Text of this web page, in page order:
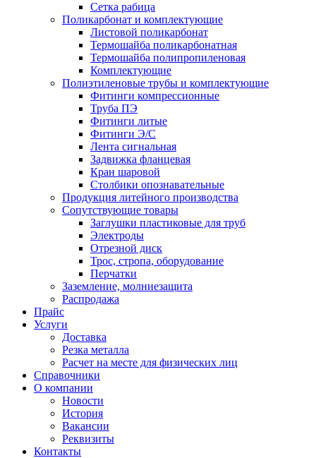
Сетка рабица
Поликарбонат и комплектующие
Листовой поликарбонат
Термошайба поликарбонатная
Термошайба полипропиленовая
Комплектующие
Полиэтиленовые трубы и комплектующие
Фитинги компрессионные
Труба ПЭ
Фитинги литые
Фитинги Э/С
Лента сигнальная
Задвижка фланцевая
Кран шаровой
Столбики опознавательные
Продукция литейного производства
Сопутствующие товары
Заглушки пластиковые для труб
Электроды
Отрезной диск
Трос, стропа, оборудование
Перчатки
Заземление, молниезащита
Распродажа
Прайс
Услуги
Доставка
Резка металла
Расчет на месте для физических лиц
Справочники
О компании
Новости
История
Вакансии
Реквизиты
Контакты